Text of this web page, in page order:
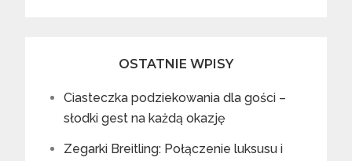
OSTATNIE WPISY
Ciasteczka podziekowania dla gości –
słodki gest na każdą okazję
Zegarki Breitling: Połączenie luksusu i